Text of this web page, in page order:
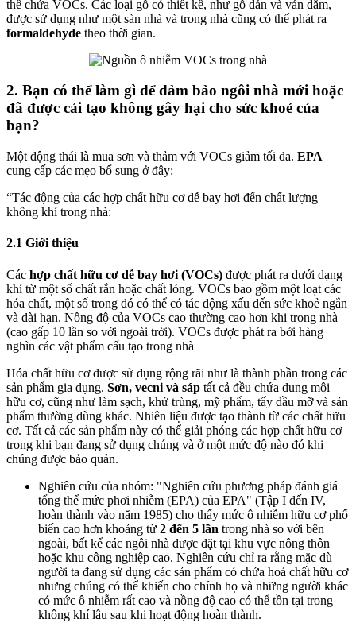
thể chứa VOCs. Các loại gỗ có thiết kế, như gỗ dán và ván dăm,
được sử dụng như một sàn nhà và trong nhà cũng có thể phát ra
formaldehyde theo thời gian.
2. Bạn có thể làm gì để đảm bảo ngôi nhà mới hoặc
đã được cải tạo không gây hại cho sức khoẻ của
bạn?
Một động thái là mua sơn và thảm với VOCs giảm tối đa. EPA
cung cấp các mẹo bổ sung ở đây:
“Tác động của các hợp chất hữu cơ dễ bay hơi đến chất lượng
không khí trong nhà:
2.1 Giới thiệu
Các hợp chất hữu cơ dễ bay hơi (VOCs) được phát ra dưới dạng
khí từ một số chất rắn hoặc chất lỏng. VOCs bao gồm một loạt các
hóa chất, một số trong đó có thể có tác động xấu đến sức khoẻ ngắn
và dài hạn. Nồng độ của VOCs cao thường cao hơn khi trong nhà
(cao gấp 10 lần so với ngoài trời). VOCs được phát ra bởi hàng
nghìn các vật phẩm cấu tạo trong nhà
Hóa chất hữu cơ được sử dụng rộng rãi như là thành phần trong các
sản phẩm gia dụng. Sơn, vecni và sáp tất cả đều chứa dung môi
hữu cơ, cũng như làm sạch, khử trùng, mỹ phẩm, tẩy dầu mỡ và sản
phẩm thường dùng khác. Nhiên liệu được tạo thành từ các chất hữu
cơ. Tất cả các sản phẩm này có thể giải phóng các hợp chất hữu cơ
trong khi bạn đang sử dụng chúng và ở một mức độ nào đó khi
chúng được bảo quản.
Nghiên cứu của nhóm: "Nghiên cứu phương pháp đánh giá
tổng thể mức phơi nhiễm (EPA) của EPA" (Tập I đến IV,
hoàn thành vào năm 1985) cho thấy mức ô nhiễm hữu cơ phổ
biến cao hơn khoảng từ 2 đến 5 lần trong nhà so với bên
ngoài, bất kể các ngôi nhà được đặt tại khu vực nông thôn
hoặc khu công nghiệp cao. Nghiên cứu chỉ ra rằng mặc dù
người ta đang sử dụng các sản phẩm có chứa hoá chất hữu cơ
nhưng chúng có thể khiến cho chính họ và những người khác
có mức ô nhiễm rất cao và nồng độ cao có thể tồn tại trong
không khí lâu sau khi hoạt động hoàn thành.